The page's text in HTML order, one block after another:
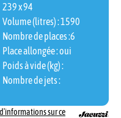
239 x 94
Volume (litres) : 1590
Nombre de places :6
Place allongée : oui
Poids à vide (kg) :
Nombre de jets :
sur ce